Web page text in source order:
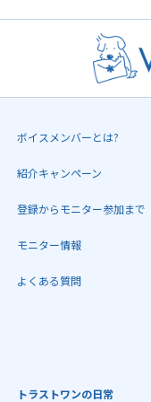
ボイスメンバーとは?
紹介キャンペーン
登録からモニター参加まで
モニター情報
よくある質問
トラストワンの日常